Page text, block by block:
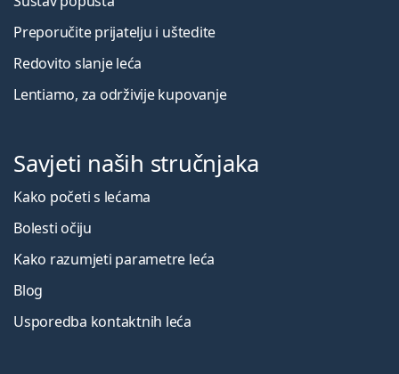
Preporučite prijatelju i uštedite
Redovito slanje leća
Lentiamo, za održivije kupovanje
Savjeti naših stručnjaka
Kako početi s lećama
Bolesti očiju
Kako razumjeti parametre leća
Blog
Usporedba kontaktnih leća